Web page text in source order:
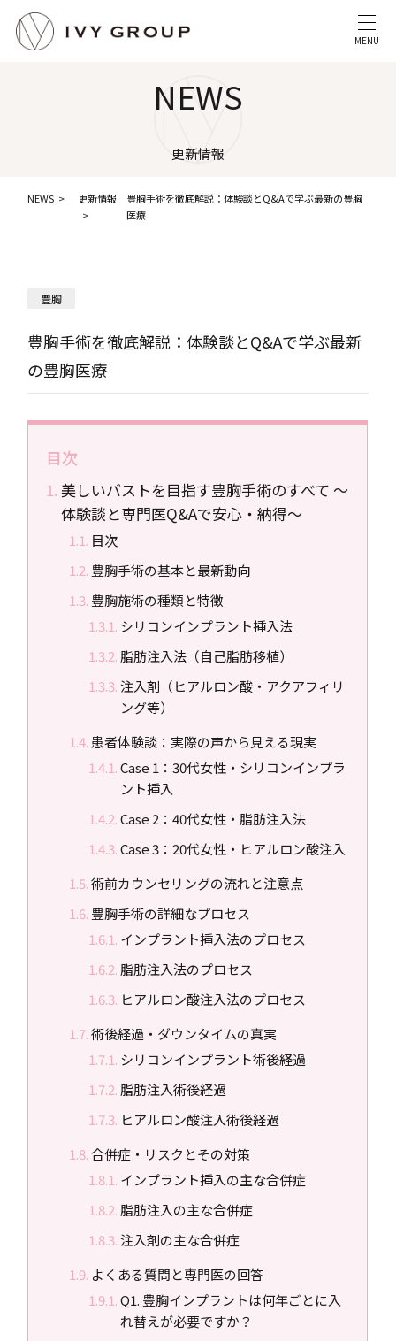
MENU
NEWS
更新情報
NEWS 更新情報
豊胸手術を徹底解説：体験談とQ&Aで学ぶ最新の豊胸
医療
豊胸
豊胸手術を徹底解説：体験談とQ&Aで学ぶ最新
の豊胸医療
目次
美しいバストを目指す豊胸手術のすべて 〜
体験談と専門医Q&Aで安心・納得〜
目次
豊胸手術の基本と最新動向
豊胸施術の種類と特徴
シリコンインプラント挿入法
脂肪注入法（自己脂肪移植）
注入剤（ヒアルロン酸・アクアフィリ
ング等）
患者体験談：実際の声から見える現実
Case 1：30代女性・シリコンインプラ
ント挿入
Case 2：40代女性・脂肪注入法
Case 3：20代女性・ヒアルロン酸注入
術前カウンセリングの流れと注意点
豊胸手術の詳細なプロセス
インプラント挿入法のプロセス
脂肪注入法のプロセス
ヒアルロン酸注入法のプロセス
術後経過・ダウンタイムの真実
シリコンインプラント術後経過
脂肪注入術後経過
ヒアルロン酸注入術後経過
合併症・リスクとその対策
インプラント挿入の主な合併症
脂肪注入の主な合併症
注入剤の主な合併症
よくある質問と専門医の回答
Q1. 豊胸インプラントは何年ごとに入
れ替えが必要ですか？